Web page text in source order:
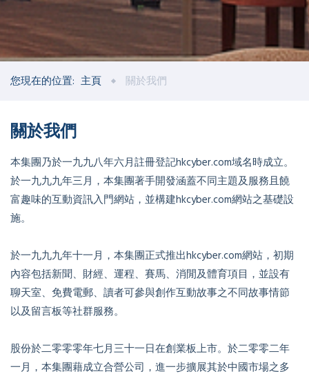
您現在的位置: 主頁 關於我們
關於我們
本集團乃於一九九八年六月註冊登記hkcyber.com域名時成立。
於一九九九年三月，本集團著手開發涵蓋不同主題及服務且饒
富趣味的互動資訊入門網站，並構建hkcyber.com網站之基礎設
施。
於一九九九年十一月，本集團正式推出hkcyber.com網站，初期
內容包括新聞、財經、運程、賽馬、消閒及體育項目，並設有
聊天室、免費電郵、讀者可參與創作互動故事之不同故事情節
以及留言板等社群服務。
股份於二零零零年七月三十一日在創業板上市。於二零零二年
一月，本集團藉成立合營公司，進一步擴展其於中國市場之多